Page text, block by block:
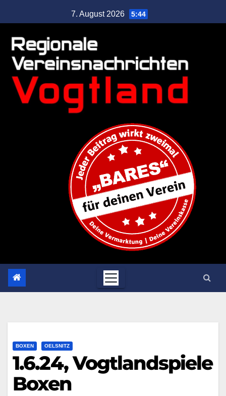
7. August 2026 5:44
BOXEN OELSNITZ
1.6.24, Vogtlandspiele
Boxen